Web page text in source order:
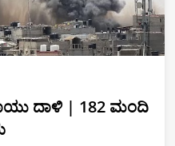
ದಾಳಿ | 182 ಮಂದಿ